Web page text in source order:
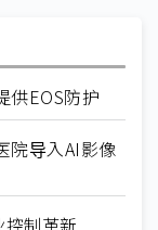
供EOS防护
院导入AI影像
制革新